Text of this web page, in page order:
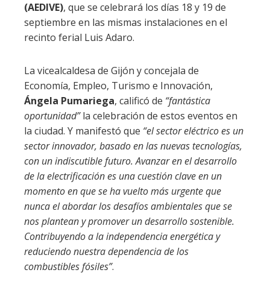
(AEDIVE), que se celebrará los días 18 y 19 de
septiembre en las mismas instalaciones en el
recinto ferial Luis Adaro.
La vicealcaldesa de Gijón y concejala de
Economía, Empleo, Turismo e Innovación,
Ángela Pumariega, calificó de “fantástica
oportunidad”la celebración de estos eventos en
la ciudad. Y manifestó que “el sector eléctrico es un
sector innovador, basado en las nuevas tecnologías,
con un indiscutible futuro. Avanzar en el desarrollo
de la electrificación es una cuestión clave en un
momento en que se ha vuelto más urgente que
nunca el abordar los desafíos ambientales que se
nos plantean y promover un desarrollo sostenible.
Contribuyendo a la independencia energética y
reduciendo nuestra dependencia de los
combustibles fósiles”.